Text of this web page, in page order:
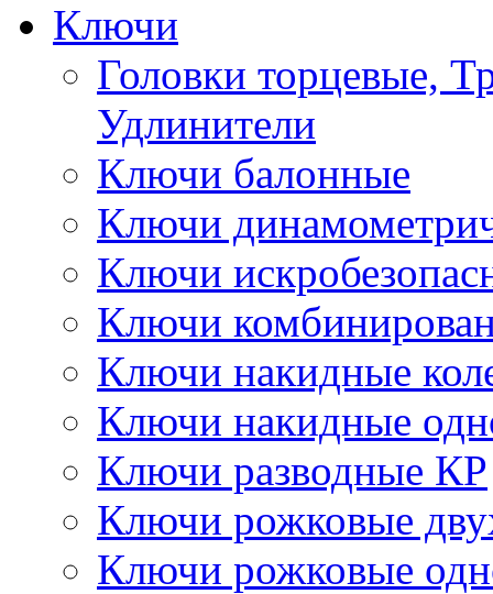
Ключи
Головки торцевые,
Удлинители
Ключи балонные
Ключи
Ключи
Ключи
Ключи накидные
Ключи накидные
Ключи разводные КР
Ключи рожковые
Ключи рожковые